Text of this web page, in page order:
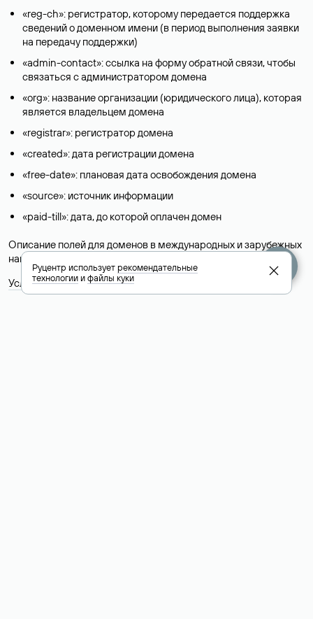
«reg-ch»: регистратор, которому передается поддержка
сведений о доменном имени (в период выполнения заявки
на передачу поддержки)
«admin-contact»: ссылка на форму обратной связи, чтобы
связаться с администратором домена
«org»: название организации (юридического лица), которая
является владельцем домена
«registrar»: регистратор домена
«created»: дата регистрации домена
«free-date»: плановая дата освобождения домена
«source»: источник информации
«paid-till»: дата, до которой оплачен домен
Описание полей для доменов в международных и зарубежных
национальных доменах представлены в разделе «
».
Условия использования Whois-сервиса
Руцентр используетрекомендательные
технологииифайлы куки